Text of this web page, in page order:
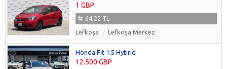
1 GBP
64,22 TL
Lefkoşa Lefkoşa Merkez
Honda Fit 1.5 Hybrid
12.500 GBP